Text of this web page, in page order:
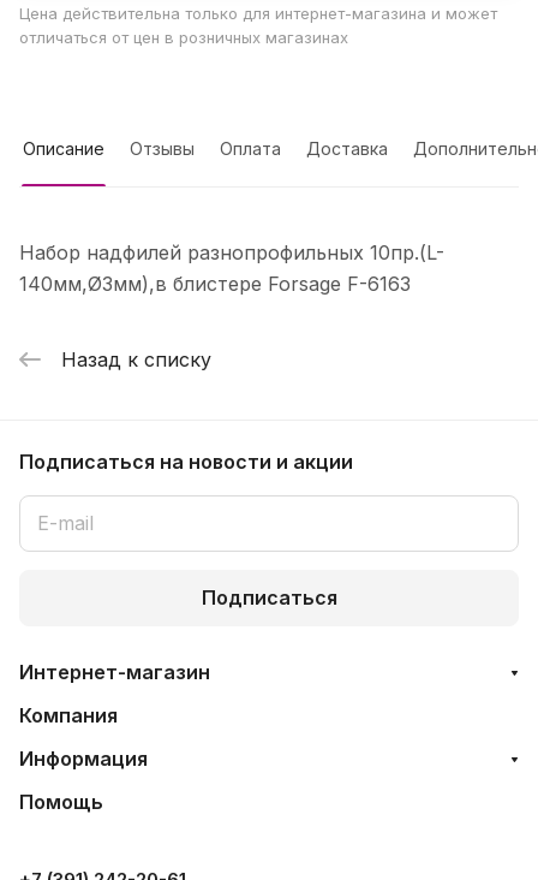
Цена действительна только для интернет-магазина и может
отличаться от цен в розничных магазинах
Описание Отзывы Оплата Доставка
Набор надфилей разнопрофильных 10пр.(L-
140мм,Ø3мм),в блистере Forsage F-6163
Назад к списку
Подписаться на новости и акции
Подписаться
Интернет-магазин
Компания
Информация
Помощь